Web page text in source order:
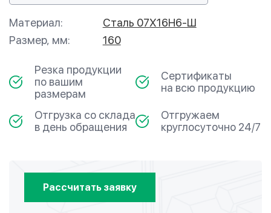
Материал:
Сталь 07Х16Н6-Ш
Размер, мм:
160
Резка продукции
по вашим
размерам
Сертификаты
на всю продукцию
Отгрузка со склада
в день обращения
Отгружаем
круглосуточно 24/7
Рассчитать заявку